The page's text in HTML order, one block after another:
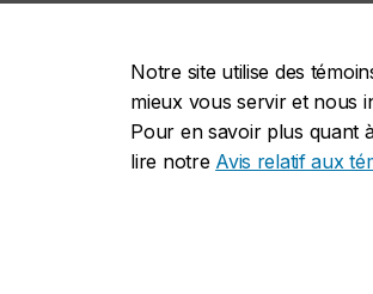
Notre site utilise des
mieux vous servir et nous
Pour en savoir plus quant
lire notre Avis relatif aux
des droits des étudiants
droits des étudiants
étudiantes de